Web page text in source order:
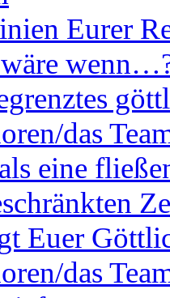
Eurer
das
eine
Euer
das